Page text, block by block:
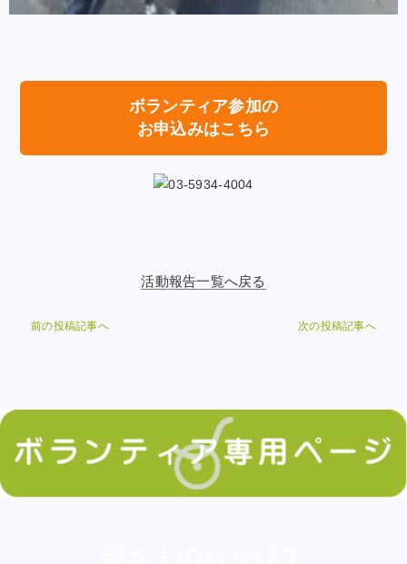
ボランティア参加の
お申込みはこちら
活動報告一覧へ戻る
前の投稿記事へ 次の投稿記事へ